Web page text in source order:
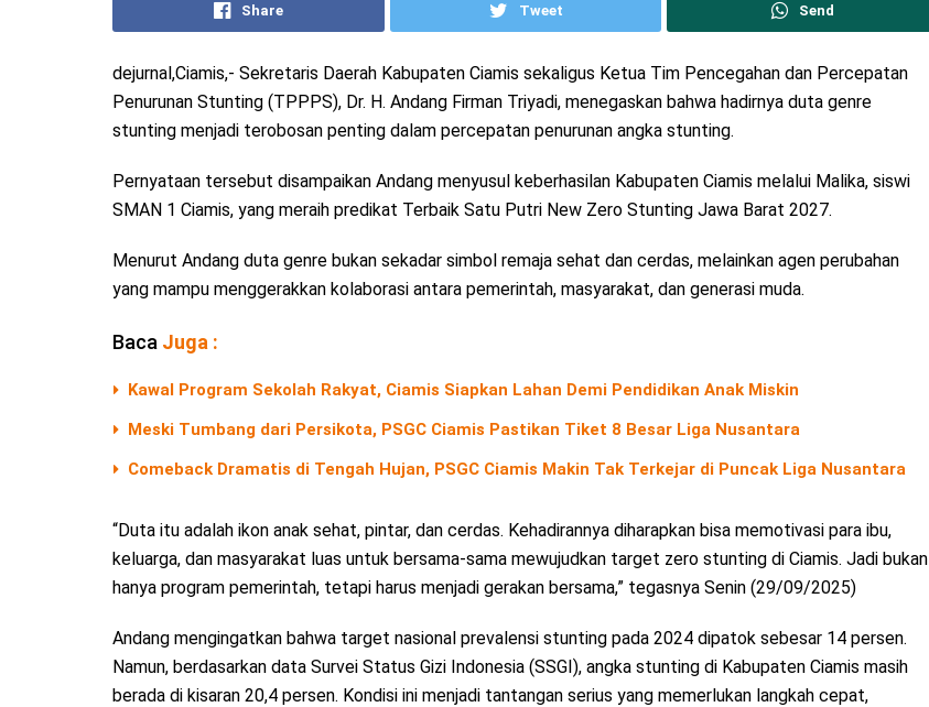
Share Tweet Send
dejurnal,Ciamis,- Sekretaris Daerah Kabupaten Ciamis sekaligus Ketua Tim Pencegahan dan Percepatan
Penurunan Stunting (TPPPS), Dr. H. Andang Firman Triyadi, menegaskan bahwa hadirnya duta genre
stunting menjadi terobosan penting dalam percepatan penurunan angka stunting.
Pernyataan tersebut disampaikan Andang menyusul keberhasilan Kabupaten Ciamis melalui Malika, siswi
SMAN 1 Ciamis, yang meraih predikat Terbaik Satu Putri New Zero Stunting Jawa Barat 2027.
Menurut Andang duta genre bukan sekadar simbol remaja sehat dan cerdas, melainkan agen perubahan
yang mampu menggerakkan kolaborasi antara pemerintah, masyarakat, dan generasi muda.
Baca Juga :
Kawal Program Sekolah Rakyat, Ciamis Siapkan Lahan Demi Pendidikan Anak Miskin
Meski Tumbang dari Persikota, PSGC Ciamis Pastikan Tiket 8 Besar Liga Nusantara
Comeback Dramatis di Tengah Hujan, PSGC Ciamis Makin Tak Terkejar di Puncak Liga Nusantara
“Duta itu adalah ikon anak sehat, pintar, dan cerdas. Kehadirannya diharapkan bisa memotivasi para ibu,
keluarga, dan masyarakat luas untuk bersama-sama mewujudkan target zero stunting di Ciamis. Jadi bukan
hanya program pemerintah, tetapi harus menjadi gerakan bersama,” tegasnya Senin (29/09/2025)
Andang mengingatkan bahwa target nasional prevalensi stunting pada 2024 dipatok sebesar 14 persen.
Namun, berdasarkan data Survei Status Gizi Indonesia (SSGI), angka stunting di Kabupaten Ciamis masih
berada di kisaran 20,4 persen. Kondisi ini menjadi tantangan serius yang memerlukan langkah cepat,